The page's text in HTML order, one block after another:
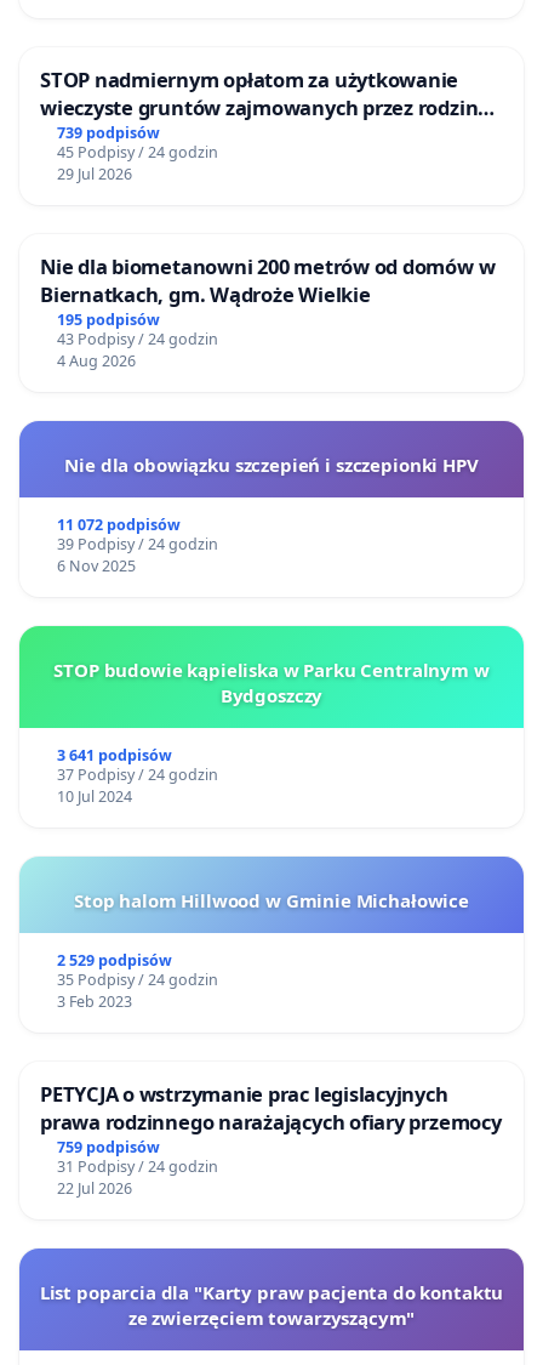
STOP nadmiernym opłatom za użytkowanie
wieczyste gruntów zajmowanych przez rodzinne
ogrody działkowe.
739 podpisów
45 Podpisy / 24 godzin
29 Jul 2026
Nie dla biometanowni 200 metrów od domów w
Biernatkach, gm. Wądroże Wielkie
195 podpisów
43 Podpisy / 24 godzin
4 Aug 2026
Nie dla obowiązku szczepień i szczepionki HPV
11 072 podpisów
39 Podpisy / 24 godzin
6 Nov 2025
STOP budowie kąpieliska w Parku Centralnym w
Bydgoszczy
3 641 podpisów
37 Podpisy / 24 godzin
10 Jul 2024
Stop halom Hillwood w Gminie Michałowice
2 529 podpisów
35 Podpisy / 24 godzin
3 Feb 2023
PETYCJA o wstrzymanie prac legislacyjnych
prawa rodzinnego narażających ofiary przemocy
759 podpisów
31 Podpisy / 24 godzin
22 Jul 2026
List poparcia dla "Karty praw pacjenta do kontaktu
ze zwierzęciem towarzyszącym"